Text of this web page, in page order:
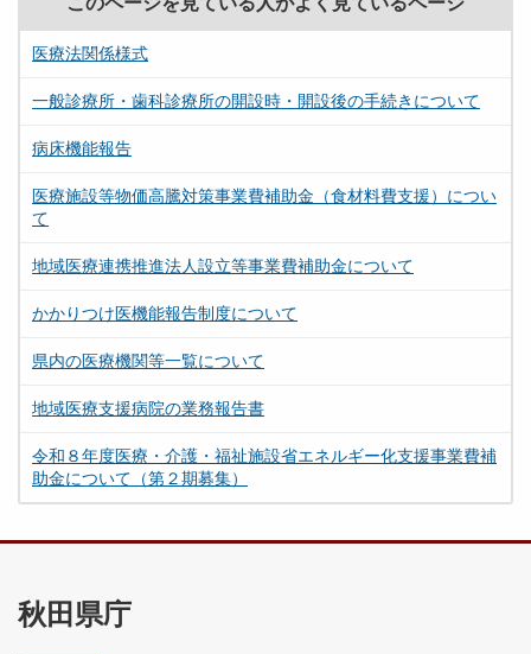
医療法関係様式
一般診療所・歯科診療所の開設時・開設後の手続きについて
病床機能報告
医療施設等物価高騰対策事業費補助金（食材料費支援）につい
て
地域医療連携推進法人設立等事業費補助金について
かかりつけ医機能報告制度について
県内の医療機関等一覧について
地域医療支援病院の業務報告書
令和８年度医療・介護・福祉施設省エネルギー化支援事業費補
助金について（第２期募集）
秋田県庁